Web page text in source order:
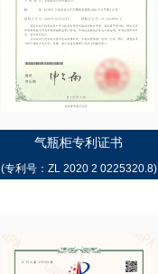
气瓶柜专利证书
(专利号：ZL 2020 2 0225320.8)